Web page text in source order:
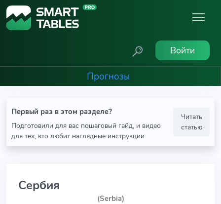
Войти
Прогнозы
Первый раз в этом разделе?
Подготовили для вас пошаговый гайд, и видео
для тех, кто любит наглядные инструкции
Читать
статью
Сербия
(Serbia)